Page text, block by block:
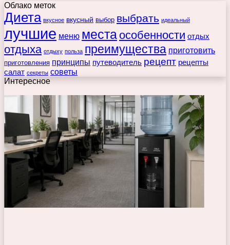
Облако меток
Диета вкусное вкусный выбор выбрать идеальный
лучшие меню места особенности отдых
отдыха отдыху польза преимущества приготовить
приготовления принципы путеводитель рецепт рецепты
салат секреты советы
Интересное